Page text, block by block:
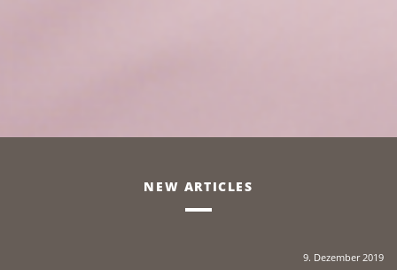
NEW ARTICLES
9. Dezember 2019